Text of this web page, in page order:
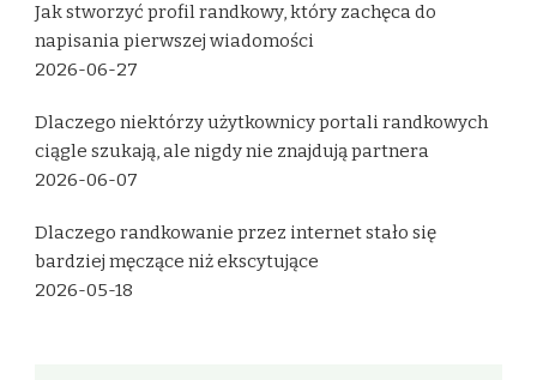
Jak stworzyć profil randkowy, który zachęca do
napisania pierwszej wiadomości
2026-06-27
Dlaczego niektórzy użytkownicy portali randkowych
ciągle szukają, ale nigdy nie znajdują partnera
2026-06-07
Dlaczego randkowanie przez internet stało się
bardziej męczące niż ekscytujące
2026-05-18